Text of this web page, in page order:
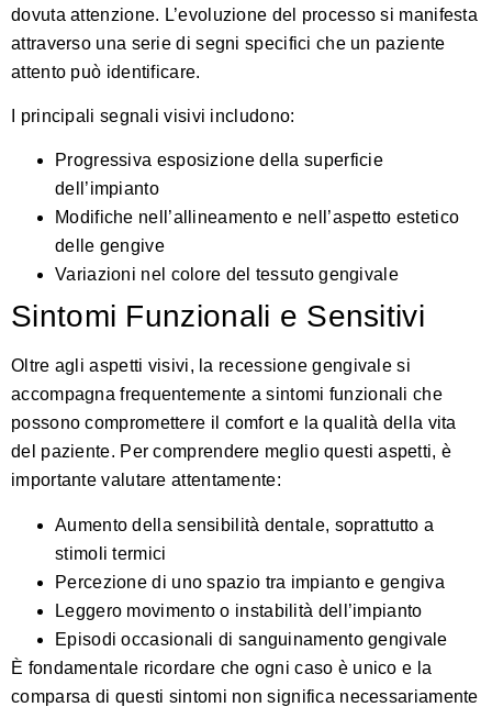
dovuta attenzione. L’evoluzione del processo si manifesta
attraverso una serie di segni specifici che un paziente
attento può identificare.
I principali segnali visivi includono:
Progressiva esposizione della superficie
dell’impianto
Modifiche nell’allineamento e nell’aspetto estetico
delle gengive
Variazioni nel colore del tessuto gengivale
Sintomi Funzionali e Sensitivi
Oltre agli aspetti visivi, la recessione gengivale si
accompagna frequentemente a sintomi funzionali che
possono compromettere il comfort e la qualità della vita
del paziente. Per comprendere meglio questi aspetti, è
importante valutare attentamente:
Aumento della sensibilità dentale, soprattutto a
stimoli termici
Percezione di uno spazio tra impianto e gengiva
Leggero movimento o instabilità dell’impianto
Episodi occasionali di sanguinamento gengivale
È fondamentale ricordare che ogni caso è unico e la
comparsa di questi sintomi non significa necessariamente